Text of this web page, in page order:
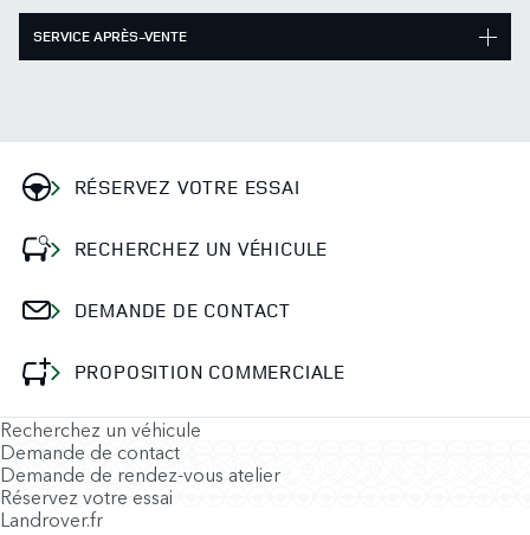
SERVICE APRÈS-VENTE
RÉSERVEZ VOTRE ESSAI
RECHERCHEZ UN VÉHICULE
DEMANDE DE CONTACT
PROPOSITION COMMERCIALE
Recherchez un véhicule
Demande de contact
Demande de rendez-vous atelier
Réservez votre essai
Landrover.fr